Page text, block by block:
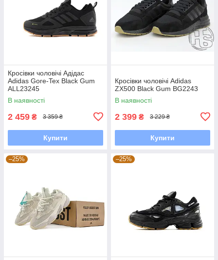
Кросівки чоловічі Адідас
Adidas Gore-Tex Black Gum
ALL23245
В наявності
2 459 ₴ 3 359 ₴
Купити
Кросівки чоловічі Adidas
ZX500 Black Gum BG2243
В наявності
2 399 ₴ 3 229 ₴
Купити
–25% –25%